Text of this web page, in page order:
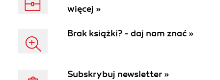
więcej »
Brak książki? - daj nam znać »
Subskrybuj newsletter »